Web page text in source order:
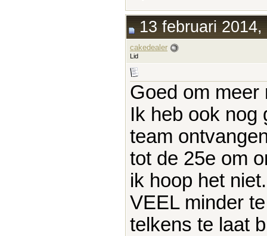
13 februari 2014,
cakedealer
Lid
Goed om meer
Ik heb ook nog
team
tot de 25e om
ik hoop het
VEEL minder
telkens te laat